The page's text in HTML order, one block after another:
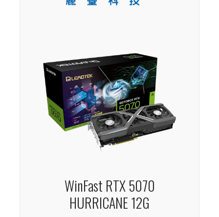
WinFast RTX 5070
HURRICANE 12G